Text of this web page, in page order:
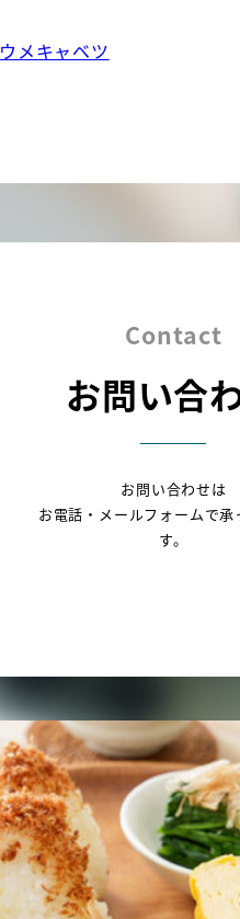
ウメキャベツ
Contact
お問い合
お問い合わせは
お電話・メールフォームで承
す。